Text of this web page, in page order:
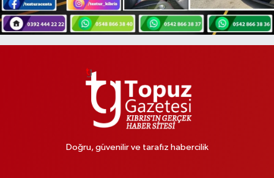
Doğru, güvenilir ve tarafız habercilik